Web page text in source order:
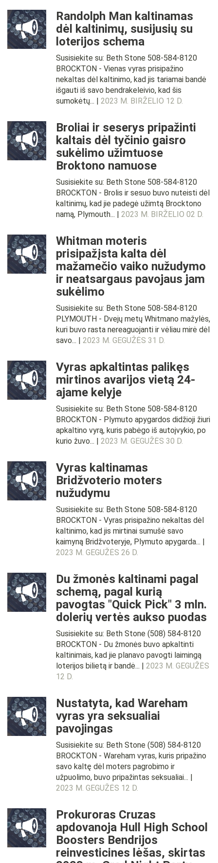
Randolph Man kaltinamas
dėl kaltinimų, susijusių su
loterijos schema
Susisiekite su: Beth Stone 508-584-8120
BROCKTON - Vienas vyras prisipažino
nekaltas dėl kaltinimo, kad jis tariamai bandė
išgauti iš savo bendrakeleivio, kad šis
sumokėtų... | 2023 M. BIRŽELIO 12 D.
Broliai ir seserys pripažinti
kaltais dėl tyčinio gaisro
sukėlimo užimtuose
Broktono namuose
Susisiekite su: Beth Stone 508-584-8120
BROCKTON - Brolis ir sesuo buvo nuteisti dėl
kaltinimų, kad jie padegė užimtą Brocktono
namą, Plymouth... | 2023 M. BIRŽELIO 02 D.
Whitman moteris
prisipažįsta kalta dėl
mažamečio vaiko nužudymo
ir neatsargaus pavojaus jam
sukėlimo
Susisiekite su: Beth Stone 508-584-8120
PLYMOUTH - Dvejų metų Whitmano mažylės,
kuri buvo rasta nereaguojanti ir vėliau mirė dėl
savo... | 2023 M. GEGUŽĖS 31 D.
Vyras apkaltintas palikęs
mirtinos avarijos vietą 24-
ajame kelyje
Susisiekite su: Beth Stone 508-584-8120
BROCKTON - Plymuto apygardos didžioji žiuri
apkaltino vyrą, kuris pabėgo iš autoįvykio, po
kurio žuvo... | 2023 M. GEGUŽĖS 30 D.
Vyras kaltinamas
Bridžvoterio moters
nužudymu
Susisiekite su: Beth Stone 508-584-8120
BROCKTON - Vyras prisipažino nekaltas dėl
kaltinimo, kad jis mirtinai sumušė savo
kaimyną Bridžvoteryje, Plymuto apygarda... |
2023 M. GEGUŽĖS 26 D.
Du žmonės kaltinami pagal
schemą, pagal kurią
pavogtas "Quick Pick" 3 mln.
dolerių vertės aukso puodas
Susisiekite su: Beth Stone (508) 584-8120
BROCKTON - Du žmonės buvo apkaltinti
kaltinimais, kad jie planavo pavogti laimingą
loterijos bilietą ir bandė... | 2023 M. GEGUŽĖS
12 D.
Nustatyta, kad Wareham
vyras yra seksualiai
pavojingas
Susisiekite su: Beth Stone (508) 584-8120
BROCKTON - Wareham vyras, kuris pripažino
savo kaltę dėl moters pagrobimo ir
užpuolimo, buvo pripažintas seksualiai... |
2023 M. GEGUŽĖS 12 D.
Prokuroras Cruzas
apdovanoja Hull High School
Boosters Bendrijos
reinvesticines lėšas, skirtas